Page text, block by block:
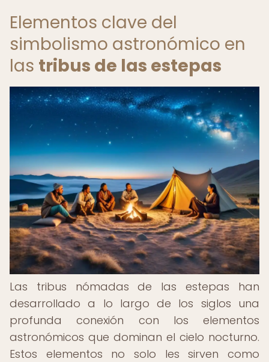
Elementos clave del
simbolismo astronómico en
las tribus de las estepas
Las tribus nómadas de las estepas han
desarrollado a lo largo de los siglos una
profunda conexión con los elementos
astronómicos que dominan el cielo nocturno.
Estos elementos no solo les sirven como